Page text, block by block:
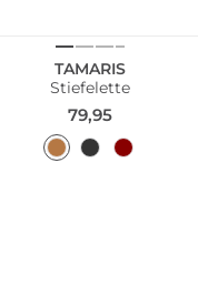
TAMARIS
Stiefelette
79,95